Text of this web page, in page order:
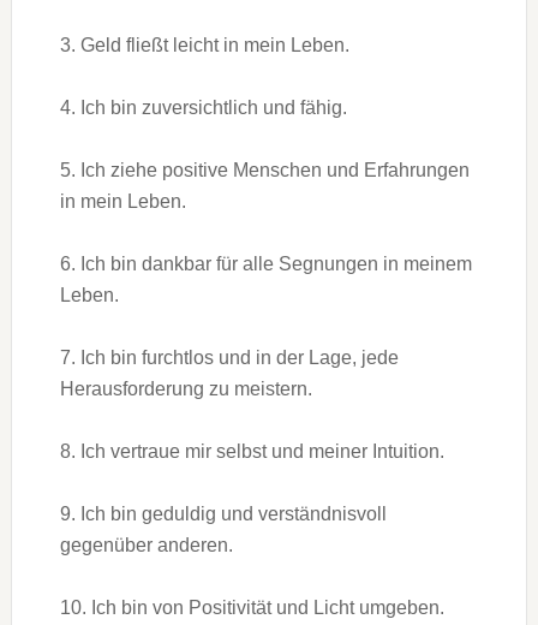
3. Geld fließt leicht in mein Leben.
4. Ich bin zuversichtlich und fähig.
5. Ich ziehe positive Menschen und Erfahrungen
in mein Leben.
6. Ich bin dankbar für alle Segnungen in meinem
Leben.
7. Ich bin furchtlos und in der Lage, jede
Herausforderung zu meistern.
8. Ich vertraue mir selbst und meiner Intuition.
9. Ich bin geduldig und verständnisvoll
gegenüber anderen.
10. Ich bin von Positivität und Licht umgeben.